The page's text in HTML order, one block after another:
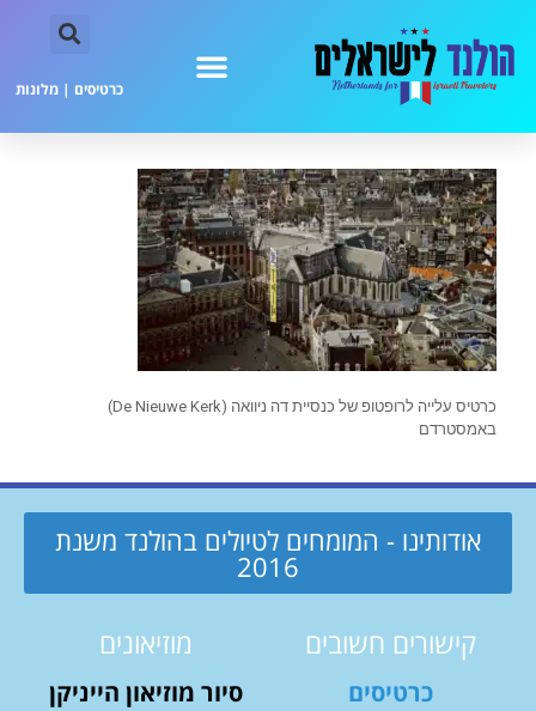
כרטיסים | מלונות
כרטיס עלייה לרופטופ של כנסיית דה ניוואה (De Nieuwe Kerk)
באמסטרדם
אודותינו - המומחים לטיולים בהולנד משנת
2016
קישורים חשובים
כרטיסים
מוזיאונים
סיור מוזיאון הייניקן